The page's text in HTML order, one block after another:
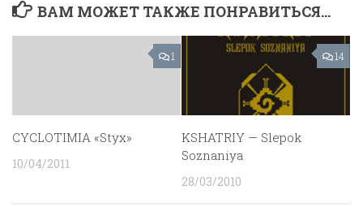
ВАМ МОЖЕТ ТАКЖЕ ПОНРАВИТЬСЯ...
1
CYCLOTIMIA «Styx»
10/04/2011
14
KSHATRIY — Slepok
Soznaniya
28/03/2010